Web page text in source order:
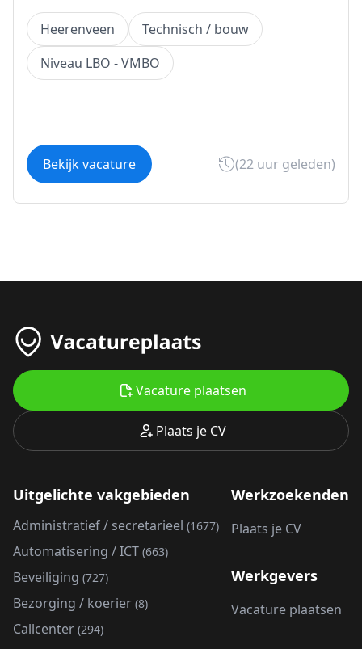
Heerenveen
Technisch / bouw
Niveau LBO - VMBO
Bekijk vacature (22 uur geleden)
Plaats je CV
Vacature plaatsen
Uitgelichte vakgebieden
Administratief / secretarieel (1677)
Automatisering / ICT (663)
Beveiliging (727)
Bezorging / koerier (8)
Callcenter (294)
Werkzoekenden
Plaats je CV
Werkgevers
Vacature plaatsen